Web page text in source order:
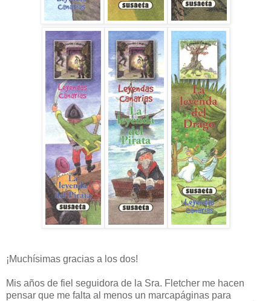
¡Muchísimas gracias a los dos!
Mis años de fiel seguidora de la Sra. Fletcher me hacen
pensar que me falta al menos un marcapáginas para